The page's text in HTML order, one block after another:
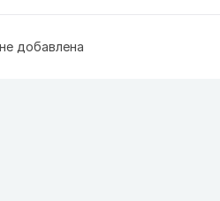
добавлена